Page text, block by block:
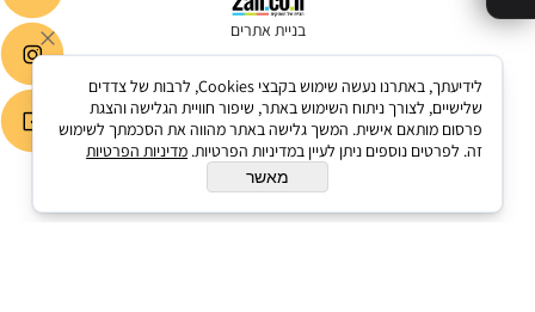
בניית אתרים
לידיעתך, באתרנו נעשה שימוש בקבצי Cookies, לרבות של צדדים
שלישיים, לצורך ניתוח השימוש באתר, שיפור חוויית הגלישה והצגת
פרסום מותאם אישית. המשך גלישה באתר מהווה את הסכמתך לשימוש
זה. לפרטים נוספים ניתן לעיין במדיניות הפרטיות. מדיניות הפרטיות
מאשר